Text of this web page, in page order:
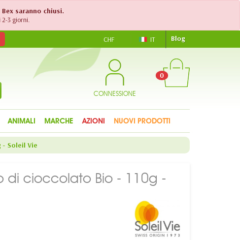
saranno chiusi.
2-3 giorni.
CHF IT Blog
CONNESSIONE
0
ANIMALI MARCHE AZIONI NUOVI PRODOTTI
Soleil Vie
di cioccolato Bio - 110g -